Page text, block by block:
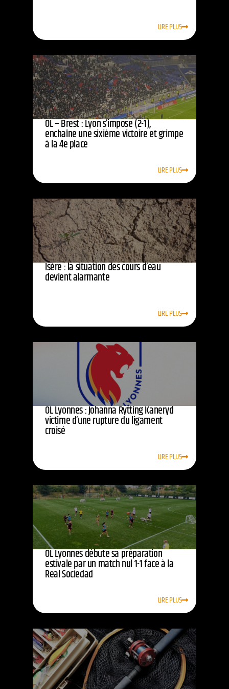
LIRE PLUS
OL – Brest : Lyon s’impose (2-1),
enchaîne une sixième victoire et grimpe
à la 4e place
LIRE PLUS
Isère : la situation des cours d’eau
devient alarmante
LIRE PLUS
OL Lyonnes : Johanna Rytting Kaneryd
victime d’une rupture du ligament
croisé
LIRE PLUS
OL Lyonnes débute sa préparation
estivale par un match nul 1-1 face à la
Real Sociedad
LIRE PLUS